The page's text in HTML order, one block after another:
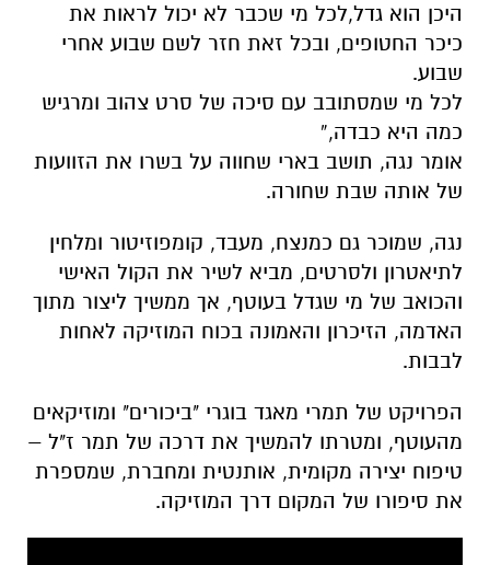
היכן הוא גדל,לכל מי שכבר לא יכול לראות את
כיכר החטופים, ובכל זאת חזר לשם שבוע אחרי
שבוע.
לכל מי שמסתובב עם סיכה של סרט צהוב ומרגיש
כמה היא כבדה,”
אומר נגה, תושב בארי שחווה על בשרו את הזוועות
של אותה שבת שחורה.
נגה, שמוכר גם כמנצח, מעבד, קומפוזיטור ומלחין
לתיאטרון ולסרטים, מביא לשיר את הקול האישי
והכואב של מי שגדל בעוטף, אך ממשיך ליצור מתוך
האדמה, הזיכרון והאמונה בכוח המוזיקה לאחות
לבבות.
הפרויקט של תמרי מאגד בוגרי "ביכורים" ומוזיקאים
מהעוטף, ומטרתו להמשיך את דרכה של תמר ז"ל –
טיפוח יצירה מקומית, אותנטית ומחברת, שמספרת
את סיפורו של המקום דרך המוזיקה.